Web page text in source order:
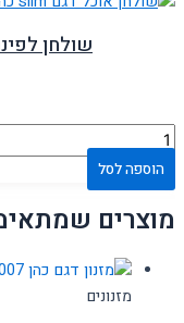
שולחן
הוספה לסל
מוצרים
מזנונים